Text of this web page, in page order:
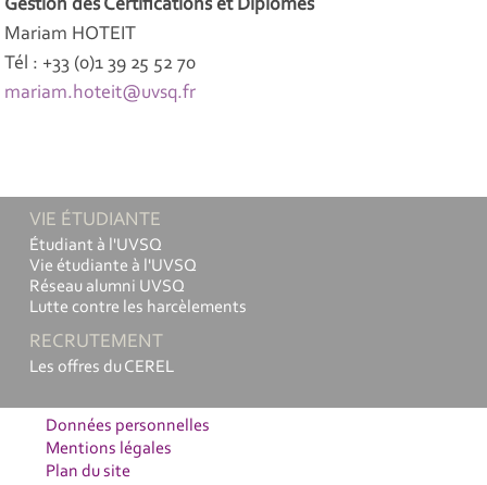
Gestion des Certifications et Diplômes
Mariam HOTEIT
Tél : +33 (0)1 39 25 52 70
mariam.hoteit@uvsq.fr
VIE ÉTUDIANTE
Étudiant à l'UVSQ
Vie étudiante à l'UVSQ
Réseau alumni UVSQ
Lutte contre les harcèlements
RECRUTEMENT
Les offres du CEREL
Données personnelles
Mentions légales
Plan du site